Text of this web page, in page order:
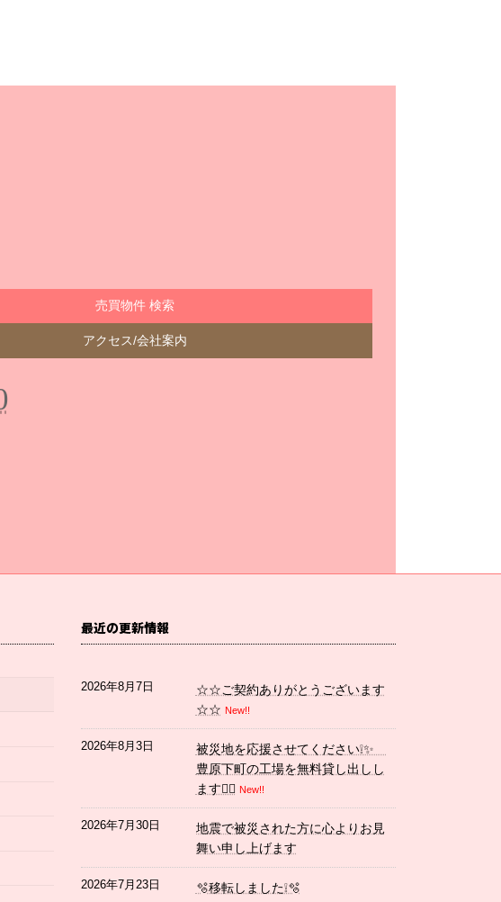
売買物件 検索
アクセス/会社案内
最近の更新情報
2026年8月7日
☆☆ご契約ありがとうございます
☆☆ New!!
2026年8月3日
被災地を応援させてください❕✨
豊原下町の工場を無料貸し出しし
ます💁‍♀️ New!!
2026年7月30日
地震で被災された方に心よりお見
舞い申し上げます
2026年7月23日 🫧移転しました❕🫧